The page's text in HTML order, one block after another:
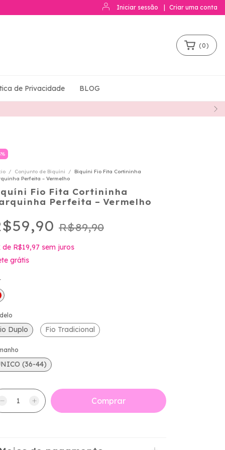
Iniciar sessão Criar uma conta
(0)
de Privacidade BLOG
%
/ Conjunto de Biquíni /
Biquíni Fio Fita Cortininha
Perfeita – Vermelho
Fio Fita Cortininha
Perfeita – Vermelho
R$89,90
de R$19,97 sem juros
grátis
Duplo Fio Tradicional
(36-44)